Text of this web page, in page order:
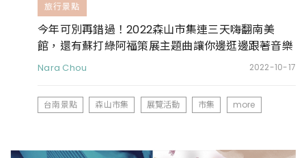
旅行景點
今年可別再錯過！2022森山市集連三天嗨翻南美
館，還有蘇打綠阿福策展主題曲讓你邊逛邊跟著音樂
Chill
Nara Chou 2022-10-17
台南景點 森山市集 展覽活動 市集 more